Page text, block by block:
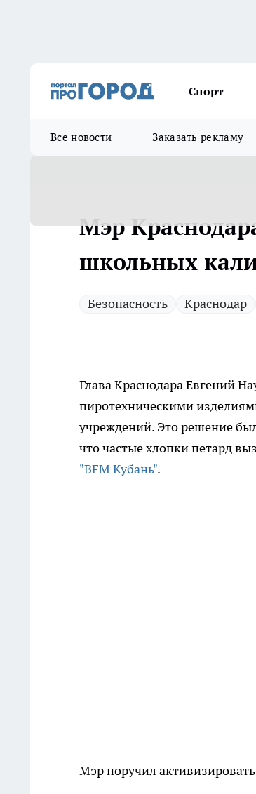
Спорт
Все новости Заказать рекламу
Мэр
школьных
Безопасность Краснодар
Глава Краснодара Евгений
пиротехническими
учреждений. Это решение
что частые хлопки петард
"BFM Кубань".
Мэр поручил